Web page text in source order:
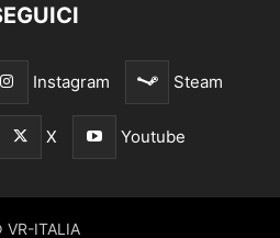
Instagram Steam
X Youtube
VR-ITALIA